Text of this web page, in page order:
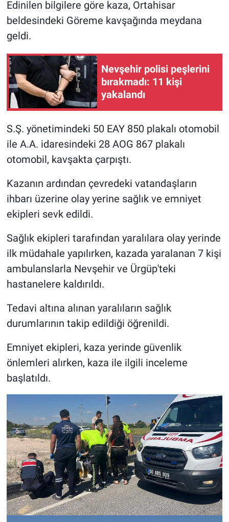
Edinilen bilgilere göre kaza, Ortahisar
beldesindeki Göreme kavşağında meydana
geldi.
Nevşehir polisi peşlerini
bırakmadı: 11 kişi
yakalandı
S.Ş. yönetimindeki 50 EAY 850 plakalı otomobil
ile A.A. idaresindeki 28 AOG 867 plakalı
otomobil, kavşakta çarpıştı.
Kazanın ardından çevredeki vatandaşların
ihbarı üzerine olay yerine sağlık ve emniyet
ekipleri sevk edildi.
Sağlık ekipleri tarafından yaralılara olay yerinde
ilk müdahale yapılırken, kazada yaralanan 7 kişi
ambulanslarla Nevşehir ve Ürgüp'teki
hastanelere kaldırıldı.
Tedavi altına alınan yaralıların sağlık
durumlarının takip edildiği öğrenildi.
Emniyet ekipleri, kaza yerinde güvenlik
önlemleri alırken, kaza ile ilgili inceleme
başlatıldı.